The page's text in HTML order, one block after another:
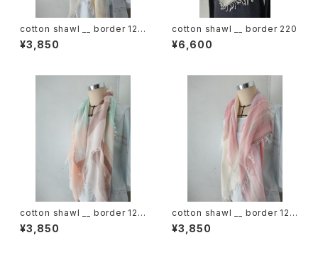
cotton shawl __ border 120
蒲公英w
¥3,850
cotton shawl __ border 220
¥6,600
cotton shawl __ border 120
春麗w
¥3,850
cotton shawl __ border 120
桜花w
¥3,850